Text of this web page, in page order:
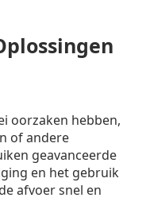
oorzaken hebben,
of andere
geavanceerde
en het gebruik
afvoer snel en